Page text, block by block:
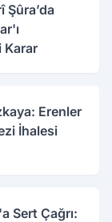
Şûra’da
Karar
Erenler
İhalesi
Sert Çağrı: